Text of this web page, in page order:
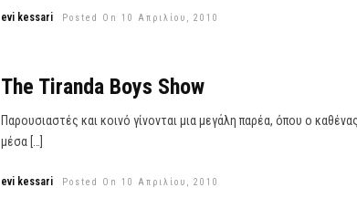
evi kessari Posted On 10 Απριλίου, 2010
The Tiranda Boys Show
Παρουσιαστές και κοινό γίνονται μια μεγάλη παρέα, όπου ο
μέσα […]
evi kessari Posted On 10 Απριλίου, 2010